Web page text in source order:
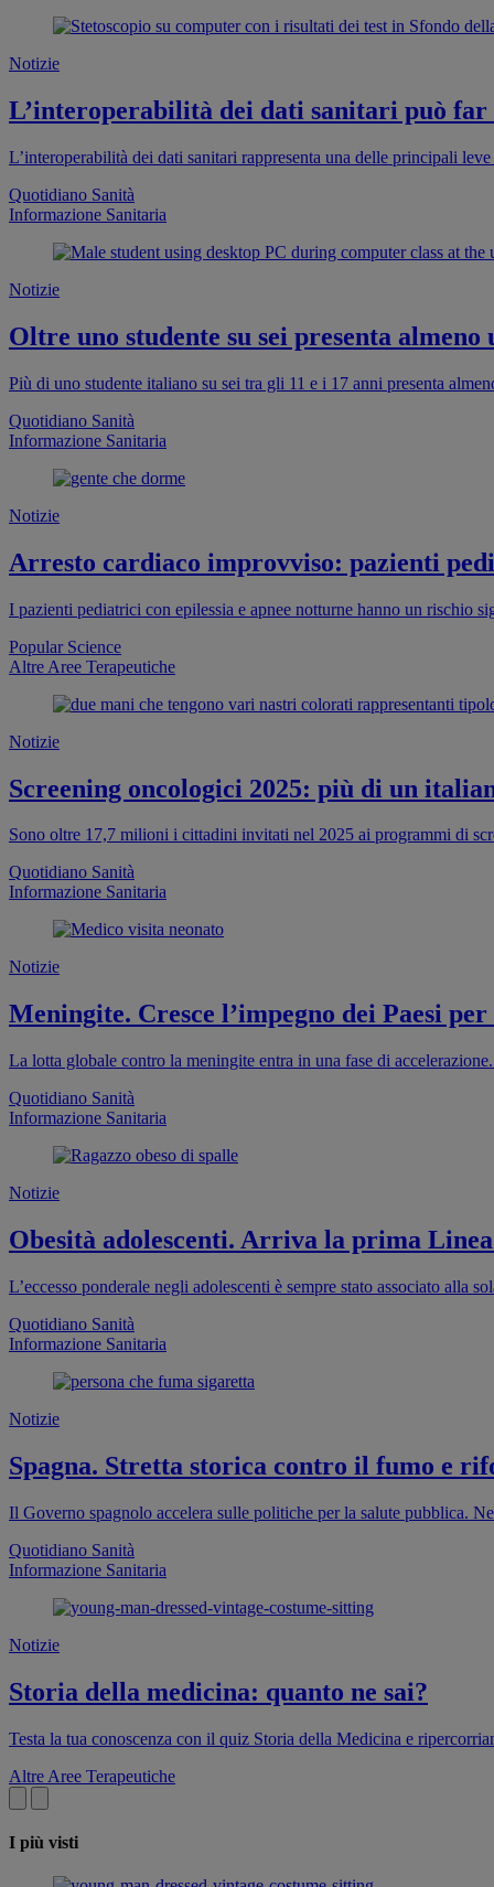
Notizie
L’interoperabilità dei dati sanitari può
L’interoperabilità dei dati sanitari rappresenta una delle principali
Quotidiano Sanità
Informazione Sanitaria
Notizie
Oltre uno studente su sei presenta
Più di uno studente italiano su sei tra gli 11 e i 17 anni presenta
Quotidiano Sanità
Informazione Sanitaria
Notizie
Arresto cardiaco improvviso: pazienti
I pazienti pediatrici con epilessia e apnee notturne hanno un
Popular Science
Altre Aree Terapeutiche
Notizie
Screening oncologici 2025: più di un
Sono oltre 17,7 milioni i cittadini invitati nel 2025 ai programmi di
Quotidiano Sanità
Informazione Sanitaria
Notizie
Meningite. Cresce l’impegno dei Paesi
La lotta globale contro la meningite entra in una fase di
Quotidiano Sanità
Informazione Sanitaria
Notizie
Obesità adolescenti. Arriva la prima
L’eccesso ponderale negli adolescenti è sempre stato associato
Quotidiano Sanità
Informazione Sanitaria
Notizie
Spagna. Stretta storica contro il fumo e
Il Governo spagnolo accelera sulle politiche per la salute pubblica.
Quotidiano Sanità
Informazione Sanitaria
Notizie
Storia della medicina: quanto ne sai?
Testa la tua conoscenza con il quiz Storia della Medicina e
Altre Aree Terapeutiche
I più visti